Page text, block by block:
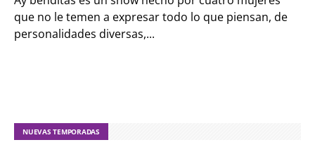
que no le temen a expresar todo lo que piensan, de
personalidades diversas,...
NUEVAS TEMPORADAS